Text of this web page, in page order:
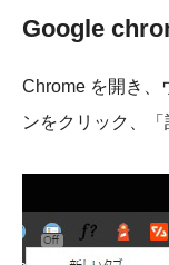
Google
Chrome を開き、
ンをクリック、「